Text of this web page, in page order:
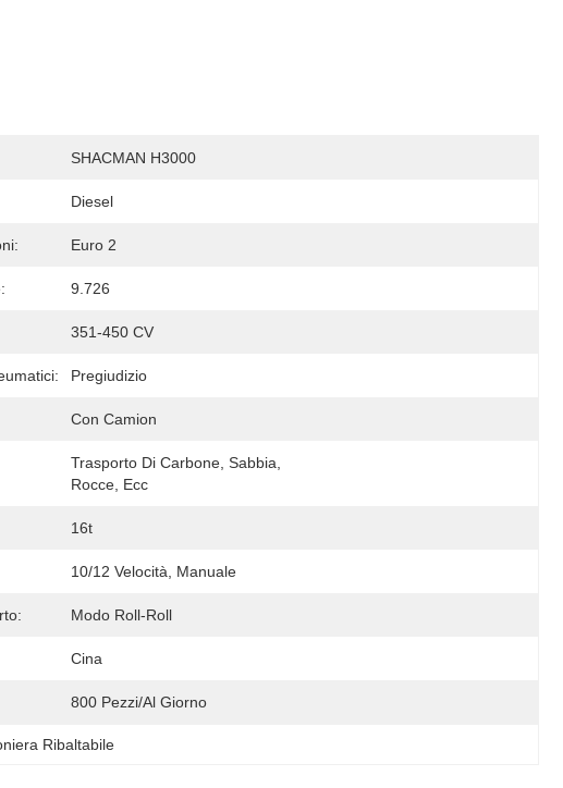
SHACMAN H3000
Diesel
Euro 2
9.726
351-450 CV
Pregiudizio
Con Camion
Trasporto Di Carbone, Sabbia,
Rocce, Ecc
16t
10/12 Velocità, Manuale
Modo Roll-Roll
Cina
800 Pezzi/al Giorno
Ribaltabile